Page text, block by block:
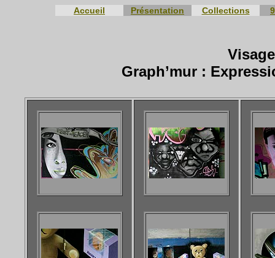
Accueil Présentation Collections
Graph’mur :